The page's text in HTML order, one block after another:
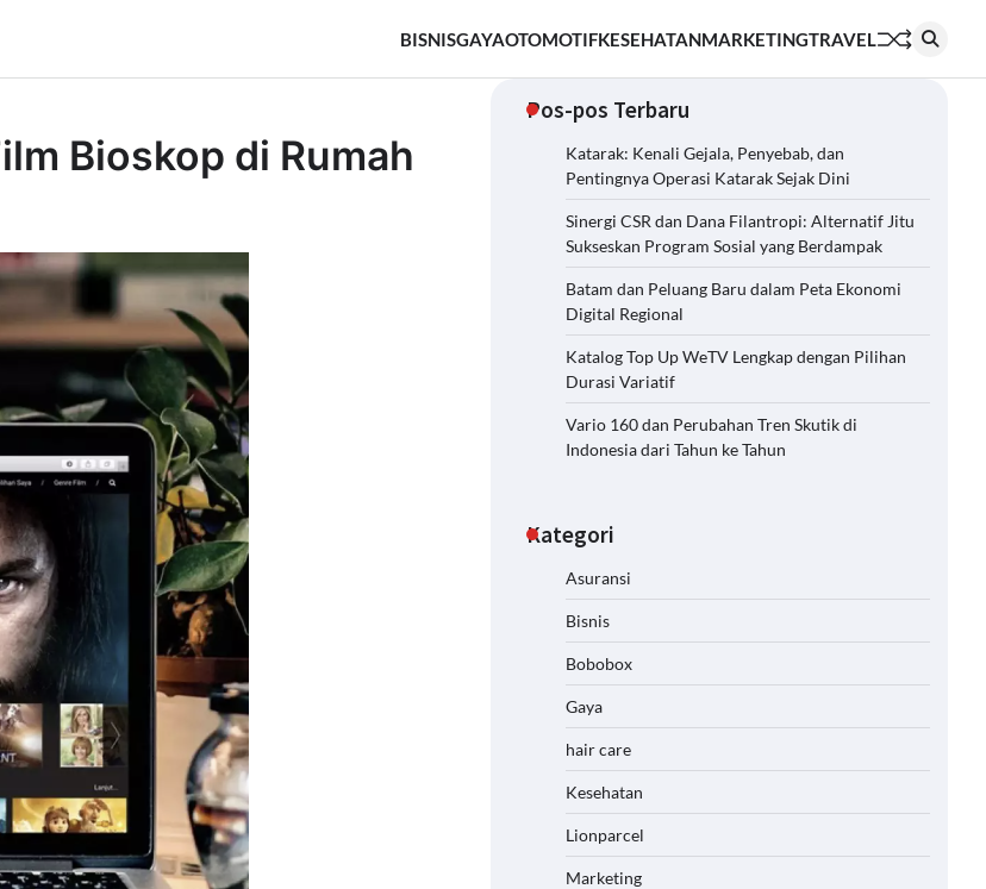
BISNISGAYAOTOMOTIFKESEHATANMARKETINGTRAVEL
Bioskop di Rumah
Pos-pos Terbaru
Katarak: Kenali Gejala, Penyebab, dan
Pentingnya Operasi Katarak Sejak Dini
Sinergi CSR dan Dana Filantropi: Alternatif Jitu
Sukseskan Program Sosial yang Berdampak
Batam dan Peluang Baru dalam Peta Ekonomi
Digital Regional
Katalog Top Up WeTV Lengkap dengan Pilihan
Durasi Variatif
Vario 160 dan Perubahan Tren Skutik di
Indonesia dari Tahun ke Tahun
Kategori
Asuransi
Bisnis
Bobobox
Gaya
hair care
Kesehatan
Lionparcel
Marketing